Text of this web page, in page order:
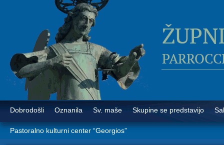
Dobrodošli Oznanila Sv. maše Skupine se predstavijo
Pastoralno kulturni center “Georgios”